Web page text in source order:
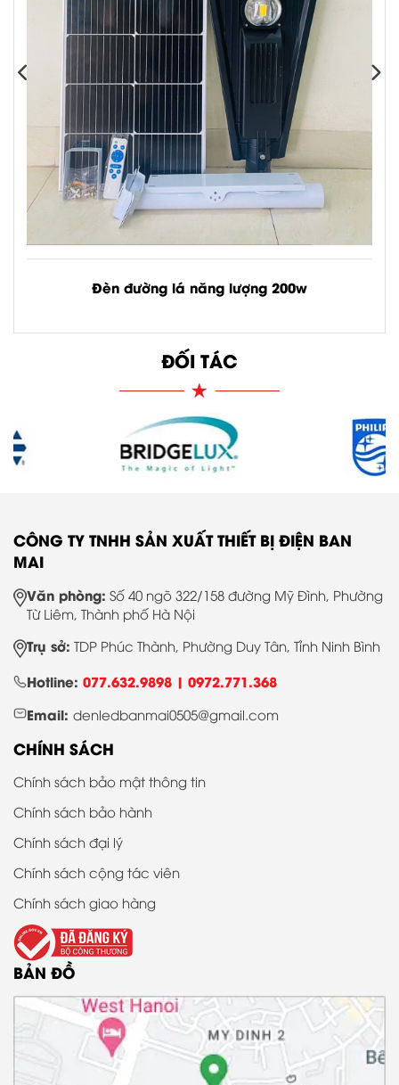
Đèn đường lá năng lượng 200w
Xem chi tiết
ĐỐI TÁC
CÔNG TY TNHH SẢN XUẤT THIẾT BỊ ĐIỆN BAN
MAI
Văn phòng: Số 40 ngõ 322/158 đường Mỹ Đình, Phường
Từ Liêm, Thành phố Hà Nội
Trụ sở: TDP Phúc Thành, Phường Duy Tân, Tỉnh Ninh Bình
Hotline: 077.632.9898 | 0972.771.368
Email: denledbanmai0505@gmail.com
CHÍNH SÁCH
Chính sách bảo mật thông tin
Chính sách bảo hành
Chính sách đại lý
Chính sách cộng tác viên
Chính sách giao hàng
BẢN ĐỒ